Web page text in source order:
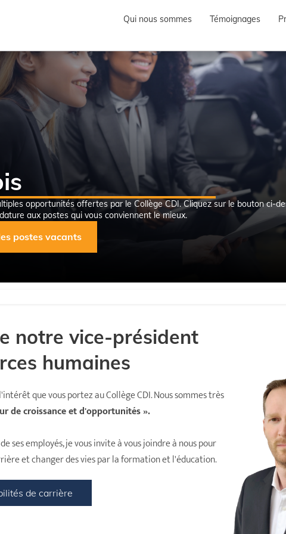
Qui nous sommes Témoignages
opportunités offertes par le Collège CDI. Cliquez sur le bouton ci-
aux postes qui vous conviennent le mieux.
postes vacants
notre vice-président
humaines
que vous portez au Collège CDI. Nous sommes très
de croissance et d'opportunités ».
ses employés, je vous invite à vous joindre à nous pour
et changer des vies par la formation et l'éducation.
de carrière